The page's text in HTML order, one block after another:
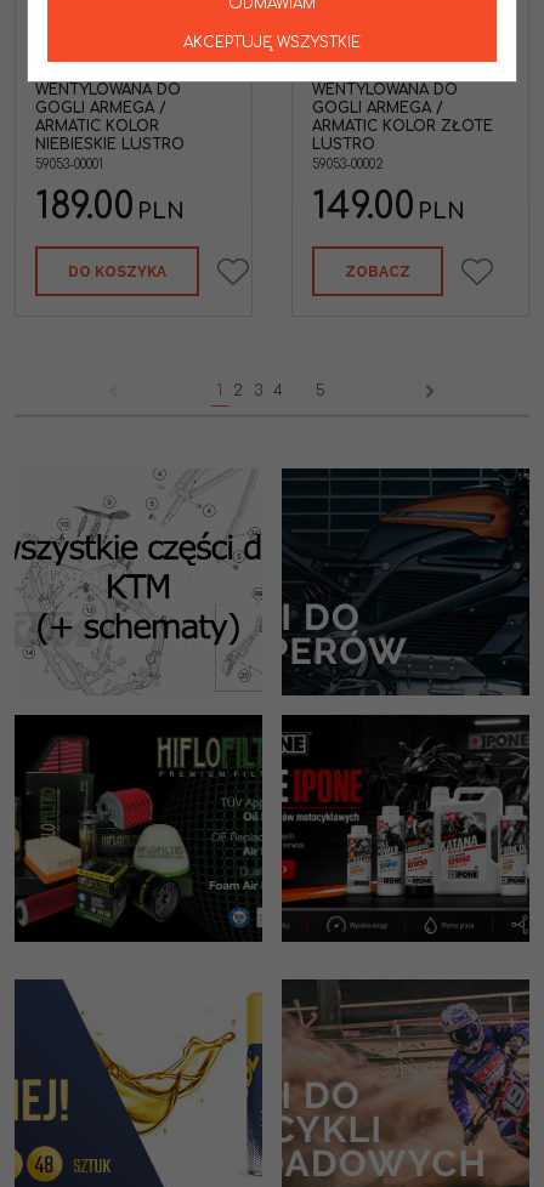
MIRROR BLUE LENS -
WENTYLOWANA DO
GOGLI ARMEGA /
ARMATIC KOLOR
NIEBIESKIE LUSTRO
59053-00001
189.00 PLN
DO KOSZYKA
MIRROR GOLD LENS -
WENTYLOWANA DO
GOGLI ARMEGA /
ARMATIC KOLOR ZŁOTE
LUSTRO
59053-00002
149.00 PLN
ZOBACZ
1 2 3 4 5
ODMAWIAM
AKCEPTUJĘ WSZYSTKIE